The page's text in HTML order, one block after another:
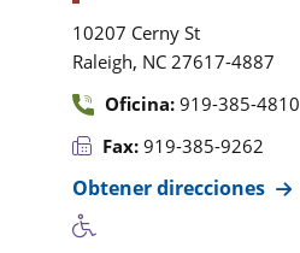
10207 Cerny St
Raleigh, NC 27617-4887
Oficina: 919-385-4810
Fax: 919-385-9262
Obtener direcciones